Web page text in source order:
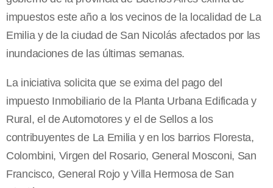
impuestos este año a los vecinos de la localidad de La
Emilia y de la ciudad de San Nicolás afectados por las
inundaciones de las últimas semanas.
La iniciativa solicita que se exima del pago del
impuesto Inmobiliario de la Planta Urbana Edificada y
Rural, el de Automotores y el de Sellos a los
contribuyentes de La Emilia y en los barrios Floresta,
Colombini, Virgen del Rosario, General Mosconi, San
Francisco, General Rojo y Villa Hermosa de San